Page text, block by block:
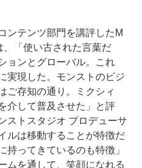
テンツ部門を講評したM
「使い古された言葉だ
ョンとグローバル。これ
実現した。モンストのビジ
ご存知の通り。ミクシィ
介して普及させた」と評
ストスタジオ プロデューサ
ルは移動することが特徴だ
持ってきているのも特徴」
ムを通して、笑顔になれる